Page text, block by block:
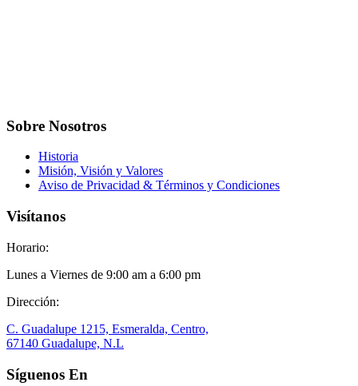
Sobre Nosotros
Historia
Misión, Visión y Valores
Aviso de Privacidad & Términos y Condiciones
Visítanos
Horario:
Lunes a Viernes de 9:00 am a 6:00 pm
Dirección:
C. Guadalupe 1215, Esmeralda, Centro,
67140 Guadalupe, N.L
Síguenos En